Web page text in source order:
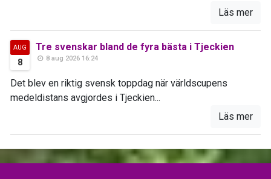
Läs mer
AUG
8
Tre svenskar bland de fyra bästa i Tjeckien
8 aug 2026 16:24
Det blev en riktig svensk toppdag när världscupens
medeldistans avgjordes i Tjeckien...
Läs mer